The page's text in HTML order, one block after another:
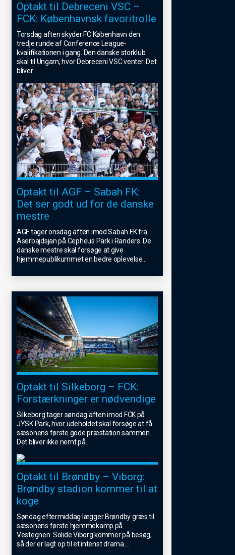
Optakt til Debreceni VSC –
FCK: Københavnsk favoritrolle
Torsdag aften skyder FC København den
tredje runde af Conference League-
kvalifikationen i gang. Den danske storklub
skal til Ungarn, hvor Debreceni VSC venter. Det
bliver...
Optakt til AGF – Sabah FK:
Det ser godt ud for de danske
mestre
AGF tager onsdag aften imod Sabah FK fra
Aserbajdsjan på Cepheus Park i Randers. De
danske mestre skal forsøge at give
hjemmepublikummet en bedre oplevelse
Optakt til Silkeborg – FCK:
Forstærkninger er nødvendige
Silkeborg tager søndag aften imod FCK på
JYSK Park, hvor udeholdet skal forsøge at få
sæsonens første gode præstation sammen.
Det bliver ikke nemt på
Optakt til Brøndby – Viborg:
Brøndby stadion kommer til at
koge
Søndag eftermiddag lægger Brøndby græs til
sæsonens første hjemmekamp på
Vestegnen. Solide Viborg kommer på besøg,
så der er lagt op til et intenst drama.